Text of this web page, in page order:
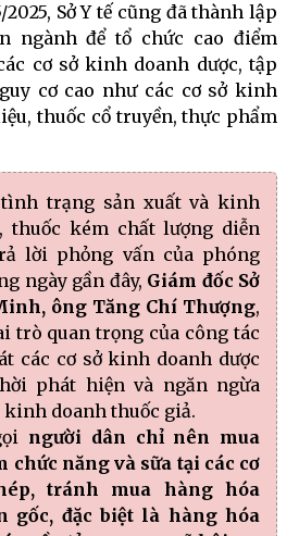
Sở Y tế cũng đã thành lập
ngành để tổ chức cao điểm
cơ sở kinh doanh dược, tập
cơ cao như các cơ sở kinh
thuốc cổ truyền, thực phẩm
trạng sản xuất và kinh
thuốc kém chất lượng diễn
lời phỏng vấn của phóng
ngày gần đây, Giám đốc Sở
ông Tăng Chí Thượng,
trò quan trọng của công tác
các cơ sở kinh doanh dược
phát hiện và ngăn ngừa
doanh thuốc giả.
người dân chỉ nên mua
chức năng và sữa tại các cơ
tránh mua hàng hóa
gốc, đặc biệt là hàng hóa